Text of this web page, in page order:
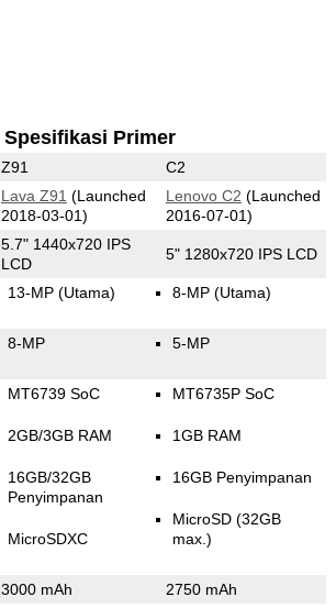
Spesifikasi Primer
Z91 C2
Lava Z91 (Launched
2018-03-01)
Lenovo C2 (Launched
2016-07-01)
5.7" 1440x720 IPS
LCD
5" 1280x720 IPS LCD
13-MP (Utama) 8-MP (Utama)
8-MP 5-MP
MT6739 SoC
2GB/3GB RAM
16GB/32GB
Penyimpanan
MicroSDXC
MT6735P SoC
1GB RAM
16GB Penyimpanan
MicroSD (32GB
max.)
3000 mAh 2750 mAh